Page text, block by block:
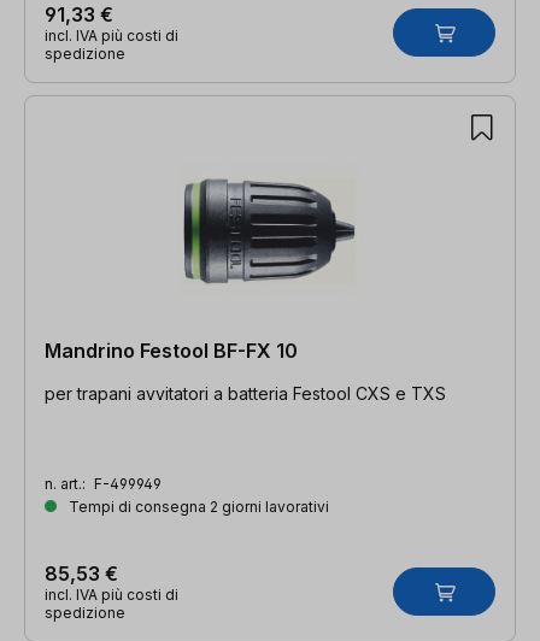
91,33 €
incl. IVA più costi di
spedizione
Mandrino Festool BF-FX 10
per trapani avvitatori a batteria Festool CXS e TXS
n. art.: F-499949
Tempi di consegna 2 giorni lavorativi
85,53 €
incl. IVA più costi di
spedizione